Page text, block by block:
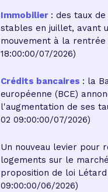
Immobilier : des taux
stables en juillet, avant
mouvement à la rentrée
18:00:00/07/2026)
Crédits bancaires : la
européenne (BCE)
l'augmentation de ses
02 09:00:00/07/2026)
Un nouveau levier pour
logements sur le
proposition de loi Létard
09:00:00/06/2026)